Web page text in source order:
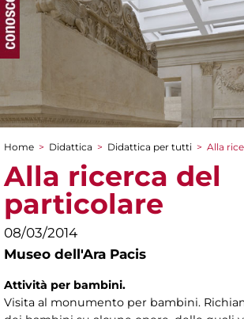
Tu sei qui
Home > Didattica > Didattica per tutti > Alla
Alla ricerca del
particolare
08/03/2014
Museo dell'Ara Pacis
Attività per bambini.
Visita al monumento per bambini.